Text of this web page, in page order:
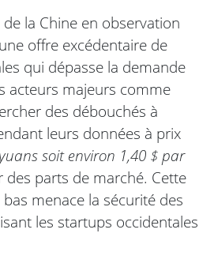
de la Chine en observation
offre excédentaire de
qui dépasse la demande
acteurs majeurs comme
des débouchés à
leurs données à prix
soit environ 1,40 $ par
des parts de marché. Cette
menace la sécurité des
les startups occidentales